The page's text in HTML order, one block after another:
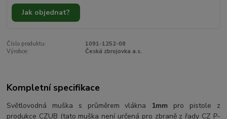
Jak objednat?
Číslo produktu:
1091-1252-08
Výrobce:
Česká zbrojovka a.s.
Kompletní specifikace
Světlovodná muška s průměrem vlákna 1mm pro pistole z
produkce CZUB (tato muška není určená pro zbraně z řady CZ P-